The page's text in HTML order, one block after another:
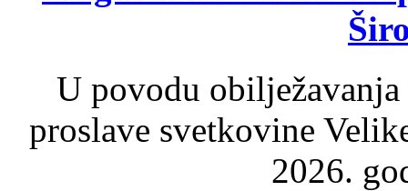
U povodu
proslave svetkovine
2026.